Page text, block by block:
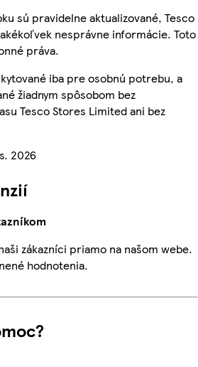
sú pravidelne aktualizované, Tesco
nesprávne informácie. Toto
práva.
iba pre osobnú potrebu, a
žiadnym spôsobom bez
Tesco Stores Limited ani bez
2026
zákazníci priamo na našom webe.
hodnotenia.